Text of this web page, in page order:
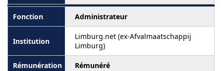
Administrateur
Limburg.net (ex-Afvalmaatschappij
Limburg)
Rémunéré